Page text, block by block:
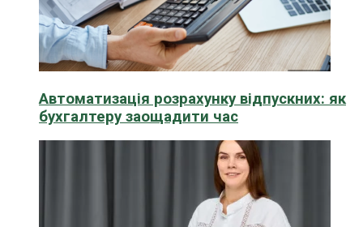
Автоматизація розрахунку відпускних: як
бухгалтеру заощадити час